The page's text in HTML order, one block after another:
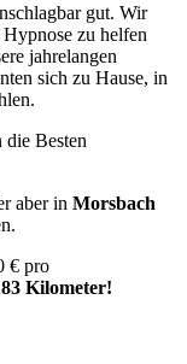
gut. Wir
zu helfen
jahrelangen
sich zu Hause, in
Besten
aber in Morsbach
€ pro
Kilometer!